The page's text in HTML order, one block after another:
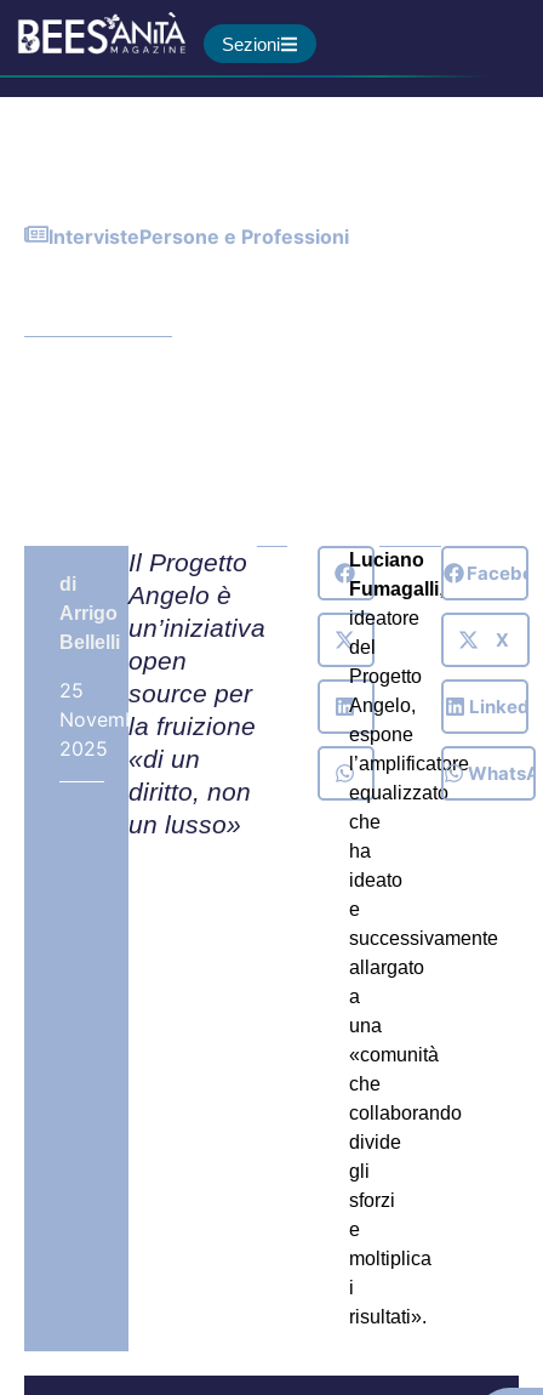
Sezioni
IntervistePersone e Professioni
di
Arrigo
Bellelli
25
Novembre,
2025
Il Progetto
Angelo è
un’iniziativa
open
source per
la fruizione
«di un
diritto, non
un lusso»
Luciano
Fumagalli,
ideatore
del
Progetto
Angelo,
espone
l’amplificatore
equalizzato
che
ha
ideato
e
successivamente
allargato
a
una
«comunità
che
collaborando
divide
gli
sforzi
e
moltiplica
i
risultati».
X